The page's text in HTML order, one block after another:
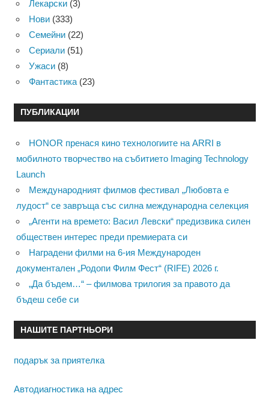
Лекарски (3)
Нови (333)
Семейни (22)
Сериали (51)
Ужаси (8)
Фантастика (23)
ПУБЛИКАЦИИ
HONOR пренася кино технологиите на ARRI в
мобилното творчество на събитието Imaging Technology
Launch
Международният филмов фестивал „Любовта е
лудост“ се завръща със силна международна селекция
„Агенти на времето: Васил Левски“ предизвика силен
обществен интерес преди премиерата си
Наградени филми на 6-ия Международен
документален „Родопи Филм Фест“ (RIFE) 2026 г.
„Да бъдем…“ – филмова трилогия за правото да
бъдеш себе си
НАШИТЕ ПАРТНЬОРИ
подарък за приятелка
Автодиагностика на адрес